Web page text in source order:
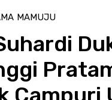
MAMUJU